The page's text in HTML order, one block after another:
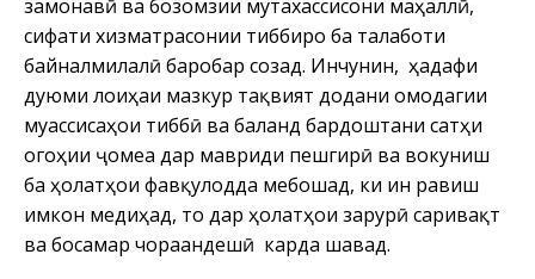
замонавӣ ва бозомӯзии мутахассисони маҳаллӣ,
сифати хизматрасонии тиббиро ба талаботи
байналмилалӣ баробар созад. Инчунин, ҳадафи
дуюми лоиҳаи мазкур тақвият додани омодагии
муассисаҳои тиббӣ ва баланд бардоштани сатҳи
огоҳии ҷомеа дар мавриди пешгирӣ ва вокуниш
ба ҳолатҳои фавқулодда мебошад, ки ин равиш
имкон медиҳад, то дар ҳолатҳои зарурӣ саривақт
ва босамар чораандешӣ карда шавад.